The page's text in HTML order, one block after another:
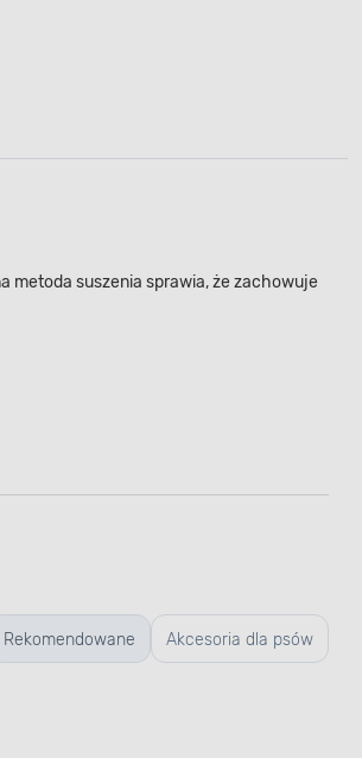
metoda suszenia sprawia, że zachowuje
Rekomendowane Akcesoria dla psów